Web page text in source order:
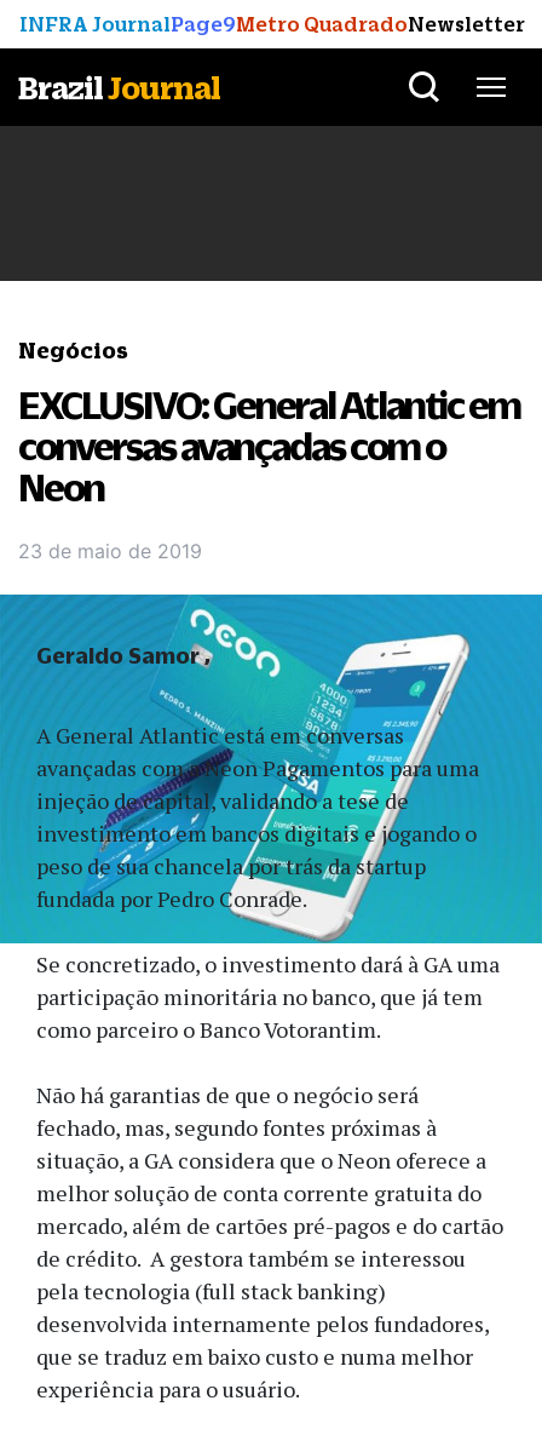
INFRA JournalPage9Metro QuadradoNewsletter
BrazilJournal
Negócios
EXCLUSIVO: General Atlantic em
conversas avançadas com o
Neon
23 de maio de 2019
A General Atlantic está em conversas
avançadas com a Neon Pagamentos para uma
injeção de capital, validando a tese de
investimento em bancos digitais e jogando o
peso de sua chancela por trás da startup
fundada por Pedro Conrade.
Se concretizado, o investimento dará à GA uma
participação minoritária no banco, que já tem
como parceiro o Banco Votorantim.
Não há garantias de que o negócio será
fechado, mas, segundo fontes próximas à
situação, a GA considera que o Neon oferece a
melhor solução de conta corrente gratuita do
mercado, além de cartões pré-pagos e do cartão
de crédito. A gestora também se interessou
pela tecnologia (full stack banking)
desenvolvida internamente pelos fundadores,
que se traduz em baixo custo e numa melhor
experiência para o usuário.
Geraldo Samor